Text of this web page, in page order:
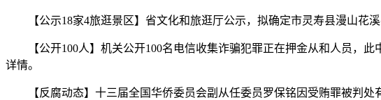
【公示18家4旅逛景区】省文化和旅逛厅公示，拟确定市灵寿县漫山花溪
【公开100人】机关公开100名电信收集诈骗犯罪正在押金从和人员，此
详情。
【反腐动态】十三届全国华侨委员会副从任委员罗保铭因受贿罪被判处